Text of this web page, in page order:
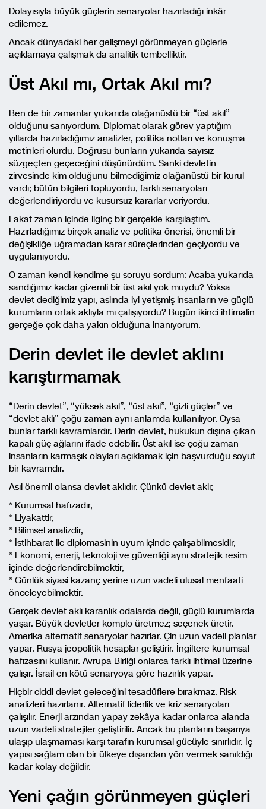
Dolayısıyla büyük güçlerin senaryolar hazırladığı inkâr
edilemez.
Ancak dünyadaki her gelişmeyi görünmeyen güçlerle
açıklamaya çalışmak da analitik tembelliktir.
Üst Akıl mı, Ortak Akıl mı?
Ben de bir zamanlar yukarıda olağanüstü bir “üst akıl”
olduğunu sanıyordum. Diplomat olarak görev yaptığım
yıllarda hazırladığımız analizler, politika notları ve konuşma
metinleri olurdu. Doğrusu bunların yukarıda sayısız
süzgeçten geçeceğini düşünürdüm. Sanki devletin
zirvesinde kim olduğunu bilmediğimiz olağanüstü bir kurul
vardı; bütün bilgileri topluyordu, farklı senaryoları
değerlendiriyordu ve kusursuz kararlar veriyordu.
Fakat zaman içinde ilginç bir gerçekle karşılaştım.
Hazırladığımız birçok analiz ve politika önerisi, önemli bir
değişikliğe uğramadan karar süreçlerinden geçiyordu ve
uygulanıyordu.
O zaman kendi kendime şu soruyu sordum: Acaba yukarıda
sandığımız kadar gizemli bir üst akıl yok muydu? Yoksa
devlet dediğimiz yapı, aslında iyi yetişmiş insanların ve güçlü
kurumların ortak aklıyla mı çalışıyordu? Bugün ikinci ihtimalin
gerçeğe çok daha yakın olduğuna inanıyorum.
Derin devlet ile devlet aklını
karıştırmamak
“Derin devlet”, “yüksek akıl”, “üst akıl”, “gizli güçler” ve
“devlet aklı” çoğu zaman aynı anlamda kullanılıyor. Oysa
bunlar farklı kavramlardır. Derin devlet, hukukun dışına çıkan
kapalı güç ağlarını ifade edebilir. Üst akıl ise çoğu zaman
insanların karmaşık olayları açıklamak için başvurduğu soyut
bir kavramdır.
Asıl önemli olansa devlet aklıdır. Çünkü devlet aklı;
* Kurumsal hafızadır,
* Liyakattir,
* Bilimsel analizdir,
* İstihbarat ile diplomasinin uyum içinde çalışabilmesidir,
* Ekonomi, enerji, teknoloji ve güvenliği aynı stratejik resim
içinde değerlendirebilmektir,
* Günlük siyasi kazanç yerine uzun vadeli ulusal menfaati
önceleyebilmektir.
Gerçek devlet aklı karanlık odalarda değil, güçlü kurumlarda
yaşar. Büyük devletler komplo üretmez; seçenek üretir.
Amerika alternatif senaryolar hazırlar. Çin uzun vadeli planlar
yapar. Rusya jeopolitik hesaplar geliştirir. İngiltere kurumsal
hafızasını kullanır. Avrupa Birliği onlarca farklı ihtimal üzerine
çalışır. İsrail en kötü senaryoya göre hazırlık yapar.
Hiçbir ciddi devlet geleceğini tesadüflere bırakmaz. Risk
analizleri hazırlanır. Alternatif liderlik ve kriz senaryoları
çalışılır. Enerji arzından yapay zekâya kadar onlarca alanda
uzun vadeli stratejiler geliştirilir. Ancak bu planların başarıya
ulaşıp ulaşmaması karşı tarafın kurumsal gücüyle sınırlıdır. İç
yapısı sağlam olan bir ülkeye dışarıdan yön vermek sanıldığı
kadar kolay değildir.
Yeni çağın görünmeyen güçleri